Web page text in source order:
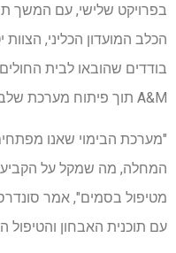
בפרויקט שלישי, עם המשך
הכלב המועדון הכליני,
בודדים שהובאו לבית
A&M תוך פיתוח מערכת שלב למחלות צ'אגס אצל כלבים.
"מערכת הבימוי שאנו
המחלה, מה שמקל על הקביעה
מטיפול בסמים", אמר
עם תוכנית האבחון והטיפול